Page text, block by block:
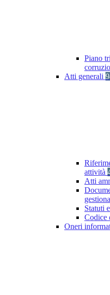
Piano
Atti generali
attività
Atti
Statuti
Codice
Oneri